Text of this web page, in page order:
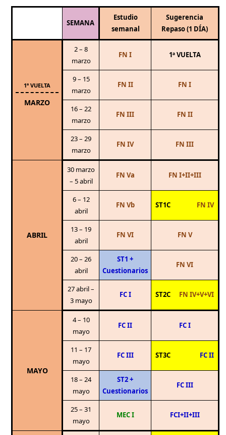
SEMANA
Estudio
semanal
Sugerencia
Repaso (1 DÍA)
1ª VUELTA
MARZO
2 – 8
marzo
FN I 1ª VUELTA
9 – 15
marzo
FN II FN I
16 – 22
marzo
FN III FN II
23 – 29
marzo
FN IV FN III
ABRIL
30 marzo
– 5 abril
FN Va FN I+II+III
6 – 12
abril
FN Vb ST1C FN IV
13 – 19
abril
FN VI FN V
20 – 26
abril
ST1 +
Cuestionarios
FN VI
27 abril –
3 mayo
FC I ST2C FN IV+V+VI
MAYO
4 – 10
mayo
FC II FC I
11 – 17
mayo
FC III ST3C FC II
18 – 24
mayo
ST2 +
Cuestionarios
FC III
25 – 31
mayo
MEC I FCI+II+III